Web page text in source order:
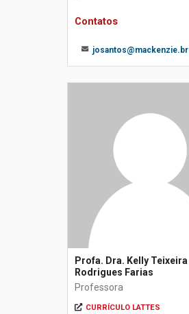
Contatos
josantos@mackenzie.br
Profa. Dra. Kelly Teixeira
Rodrigues Farias
Professora
CURRÍCULO LATTES